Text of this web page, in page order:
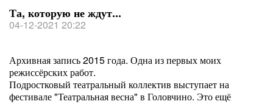
Та, которую не ждут...
04-12-2021 20:22
Архивная запись 2015 года. Одна из первых моих
режиссёрских работ.
Подростковый театральный коллектив выступает на
фестивале "Театральная весна" в Головчино. Это ещё